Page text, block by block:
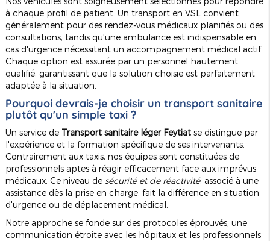
à chaque profil de patient. Un transport en VSL convient
généralement pour des rendez-vous médicaux planifiés ou des
consultations, tandis qu'une ambulance est indispensable en
cas d'urgence nécessitant un accompagnement médical actif.
Chaque option est assurée par un personnel hautement
qualifié, garantissant que la solution choisie est parfaitement
adaptée à la situation.
Pourquoi devrais-je choisir un transport sanitaire
plutôt qu'un simple taxi ?
Un service de Transport sanitaire léger Feytiatse distingue par
l'expérience et la formation spécifique de ses intervenants.
Contrairement aux taxis, nos équipes sont constituées de
professionnels aptes à réagir efficacement face aux imprévus
médicaux. Ce niveau de sécurité et de réactivité, associé à une
assistance dès la prise en charge, fait la différence en situation
d'urgence ou de déplacement médical.
Notre approche se fonde sur des protocoles éprouvés, une
communication étroite avec les hôpitaux et les professionnels